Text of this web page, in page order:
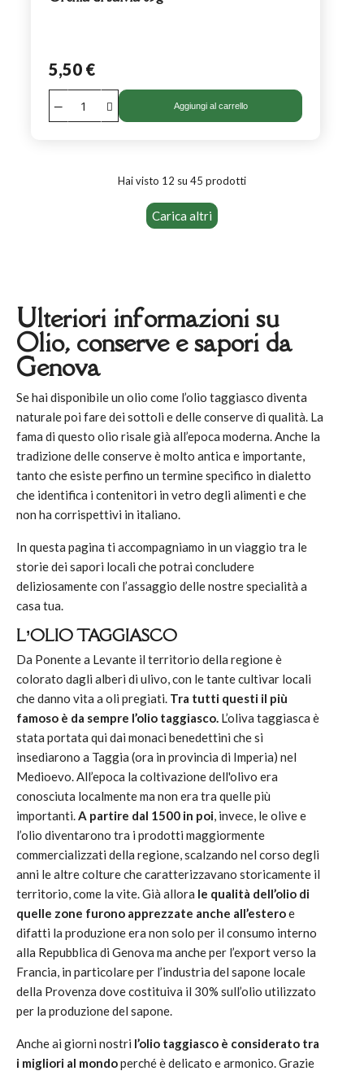
5,50 €
Aggiungi al carrello
Hai visto 12 su 45 prodotti
Carica altri
Ulteriori informazioni su
Olio, conserve e sapori da
Genova
Se hai disponibile un olio come l’olio taggiasco diventa
naturale poi fare dei sottoli e delle conserve di qualità. La
fama di questo olio risale già all’epoca moderna. Anche la
tradizione delle conserve è molto antica e importante,
tanto che esiste perfino un termine specifico in dialetto
che identifica i contenitori in vetro degli alimenti e che
non ha corrispettivi in italiano.
In questa pagina ti accompagniamo in un viaggio tra le
storie dei sapori locali che potrai concludere
deliziosamente con l’assaggio delle nostre specialità a
casa tua.
L’OLIO TAGGIASCO
Da Ponente a Levante il territorio della regione è
colorato dagli alberi di ulivo, con le tante cultivar locali
che danno vita a oli pregiati. Tra tutti questi il più
famoso è da sempre l’olio taggiasco. L’oliva taggiasca è
stata portata qui dai monaci benedettini che si
insediarono a Taggia (ora in provincia di Imperia) nel
Medioevo. All’epoca la coltivazione dell'olivo era
conosciuta localmente ma non era tra quelle più
importanti.A partire dal 1500 in poi, invece, le olive e
l’olio diventarono tra i prodotti maggiormente
commercializzati della regione, scalzando nel corso degli
anni le altre colture che caratterizzavano storicamente il
territorio, come la vite. Già allora le qualità dell’olio di
quelle zone furono apprezzate anche all’esteroe
difatti la produzione era non solo per il consumo interno
alla Repubblica di Genova ma anche per l’export verso la
Francia, in particolare per l’industria del sapone locale
della Provenza dove costituiva il 30% sull’olio utilizzato
per la produzione del sapone.
Anche ai giorni nostri l’olio taggiasco è considerato tra
i migliori al mondoperché è delicato e armonico. Grazie